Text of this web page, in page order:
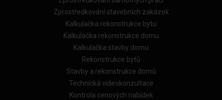
Zprostředkování stavebních zakázek
Kalkulačka rekonstrukce bytu
Kalkulačka rekonstrukce domu
Kalkulačka stavby domu
Rekonstrukce bytů
Stavby a rekonstrukce domů
Technická videokonzultace
Kontrola cenových nabídek